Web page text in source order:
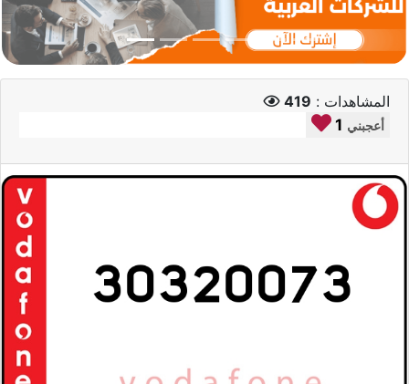
المشاهدات : 419
1 أعجبني